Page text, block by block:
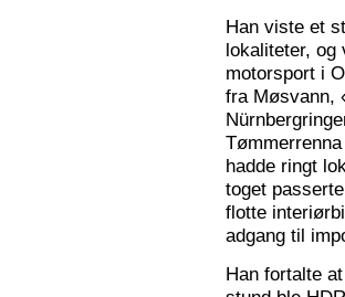
Han viste et
lokaliteter, og
motorsport i
fra Møsvann,
hadde ringt
toget
flotte
adgang til
Han fortalte